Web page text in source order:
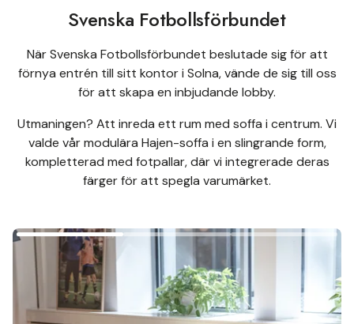
Svenska Fotbollsförbundet
När Svenska Fotbollsförbundet beslutade sig för att
förnya entrén till sitt kontor i Solna, vände de sig till oss
för att skapa en inbjudande lobby.
Utmaningen? Att inreda ett rum med soffa i centrum. Vi
valde vår modulära Hajen-soffa i en slingrande form,
kompletterad med fotpallar, där vi integrerade deras
färger för att spegla varumärket.